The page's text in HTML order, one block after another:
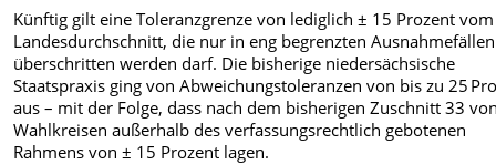
Künftig gilt eine Toleranzgrenze von lediglich ± 15 Prozent vom
Landesdurchschnitt, die nur in eng begrenzten Ausnahmefällen
überschritten werden darf. Die bisherige niedersächsische
Staatspraxis ging von Abweichungstoleranzen von bis zu 25
aus – mit der Folge, dass nach dem bisherigen Zuschnitt 33
Wahlkreisen außerhalb des verfassungsrechtlich gebotenen
Rahmens von ± 15 Prozent lagen.